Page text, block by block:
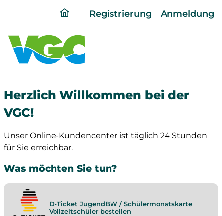
ding
page
Registrierung Anmeldung
Herzlich Willkommen bei der
VGC!
Unser Online-Kundencenter ist täglich 24 Stunden
für Sie erreichbar.
Was möchten Sie tun?
D-Ticket JugendBW / Schülermonatskarte
Vollzeitschüler bestellen